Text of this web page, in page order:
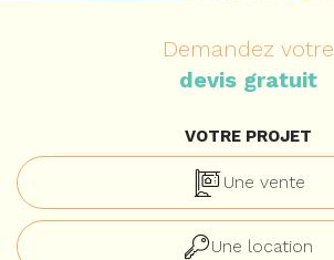
Demandez votre
devis gratuit
VOTRE PROJET
Une vente
Une location